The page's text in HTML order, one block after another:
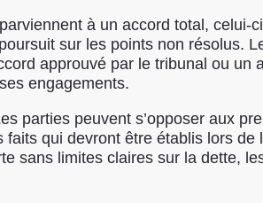
à un accord total, celui-
sur les points non résolus.
approuvé par le tribunal ou un
engagements.
parties peuvent s’opposer aux
qui devront être établis lors de
sans limites claires sur la dette,